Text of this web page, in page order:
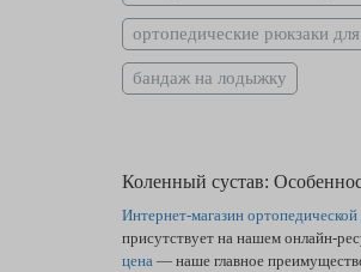
ортопедические рюкзаки
бандаж на лодыжку
Коленный сустав:
Интернет-магазин
присутствует на нашем онлайн-
цена — наше главное